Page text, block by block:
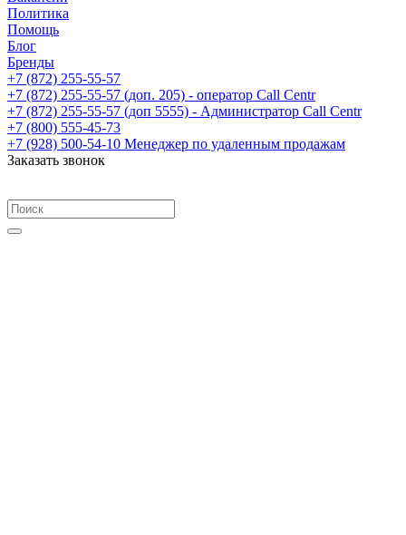
Политика
Помощь
Блог
Бренды
+7 (872) 255-55-57
+7 (872) 255-55-57 (доп. 205) - оператор Call Centr
+7 (872) 255-55-57 (доп 5555) - Администратор Call Centr
+7 (800) 555-45-73
+7 (928) 500-54-10 Менеджер по удаленным продажам
Заказать звонок